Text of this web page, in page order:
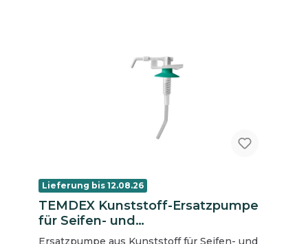
Lieferung bis 12.08.26
TEMDEX Kunststoff-Ersatzpumpe
für Seifen- und
Desinfektionspender, 500-ml,
Ersatzpumpe aus Kunststoff für Seifen- und